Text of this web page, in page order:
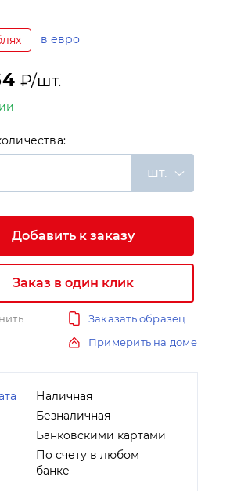
в евро
₽/шт.
шт.
Добавить к заказу
Заказ в один клик
Заказать образец
Примерить на доме
Наличная
Безналичная
Банковскими картами
По счету в любом
банке